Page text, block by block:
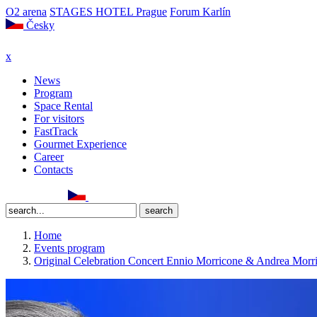
O2 arena STAGES HOTEL Prague Forum Karlín
Česky
x
News
Program
Space Rental
For visitors
FastTrack
Gourmet Experience
Career
Contacts
Home
Events program
Original Celebration Concert Ennio Morricone & Andrea